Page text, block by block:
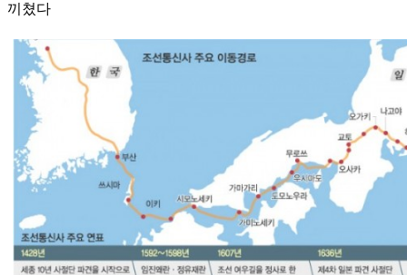
끼쳤다